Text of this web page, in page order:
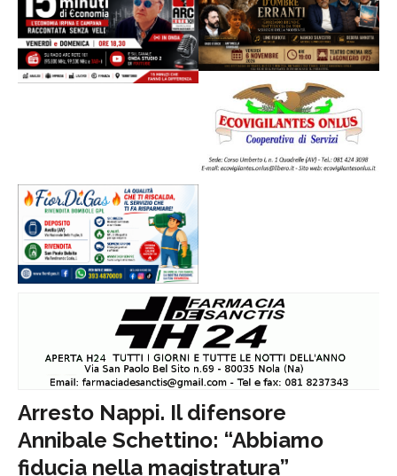
Arresto Nappi. Il difensore
Annibale Schettino: “Abbiamo
fiducia nella magistratura”